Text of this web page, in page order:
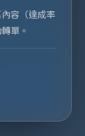
容（達成率
單。